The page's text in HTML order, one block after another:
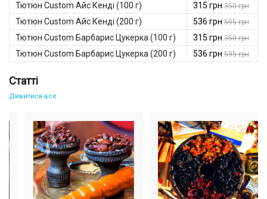
Тютюн Custom Айс Кенді (100 г) 315 грн 350 грн
Тютюн Custom Айс Кенді (200 г) 536 грн 595 грн
Тютюн Custom Барбарис Цукерка (100 г) 315 грн 350 грн
Тютюн Custom Барбарис Цукерка (200 г) 536 грн 595 грн
Статті
Дивитися все